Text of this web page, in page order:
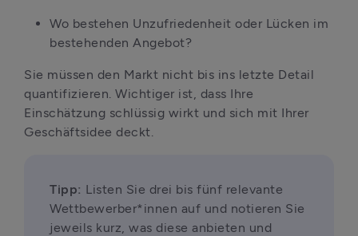
Wo bestehen Unzufriedenheit oder Lücken im
bestehenden Angebot?
Sie müssen den Markt nicht bis ins letzte Detail
quantifizieren. Wichtiger ist, dass Ihre
Einschätzung schlüssig wirkt und sich mit Ihrer
Geschäftsidee deckt.
Tipp: Listen Sie drei bis fünf relevante
Wettbewerber*innen auf und notieren Sie
jeweils kurz, was diese anbieten und